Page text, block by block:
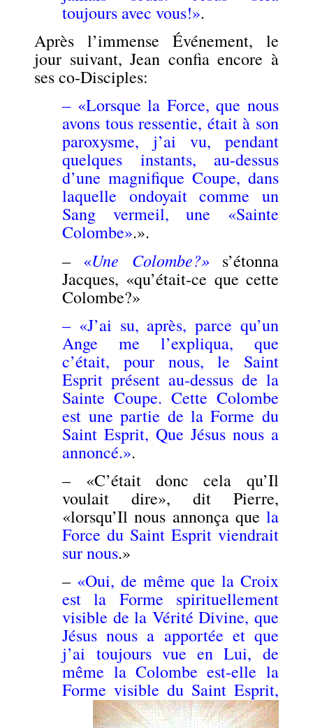
toujours avec vous!».
Après l’immense Événement, le
jour suivant, Jean confia encore à
ses co-Disciples:
– «Lorsque la Force, que nous
avons tous ressentie, était à son
paroxysme, j’ai vu, pendant
quelques instants, au-dessus
d’une magnifique Coupe, dans
laquelle ondoyait comme un
Sang vermeil,une «Sainte
Colombe».».
– «Une Colombe?»s’étonna
Jacques, «qu’était-ce que cette
Colombe?»
– «J’ai su, après, parce qu’un
Ange me l’expliqua, que
c’était, pour nous, le Saint
Esprit présent au-dessus de la
Sainte Coupe. Cette Colombe
est une partie de la Forme du
Saint Esprit, Que Jésus nous a
annoncé.».
– «C’était donc cela qu’Il
voulait dire», dit Pierre,
«lorsqu’Il nous annonça que la
Force du Saint Esprit viendrait
sur nous.»
– «Oui, de même que la Croix
est la Forme spirituellement
visible de la Vérité Divine, que
Jésus nous a apportée et que
j’ai toujours vue en Lui, de
même la Colombe est-elle la
Forme visible du Saint Esprit,